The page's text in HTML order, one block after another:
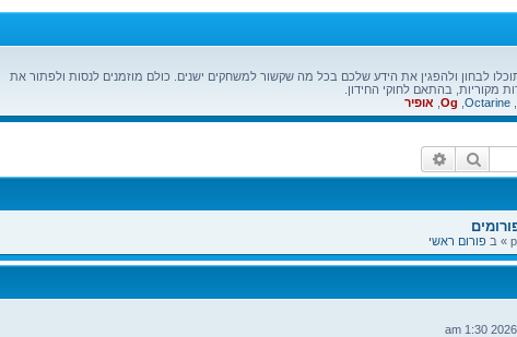
לבחון ולהפגין את הידע שלכם בכל מה שקשור למשחקים ישנים. כולם מוזמנים לנסות ולפתור את
מקוריות, בהתאם לחוקי החידון.
Octarine
Og אופיר
חיפוש
» ב פורום ראשי